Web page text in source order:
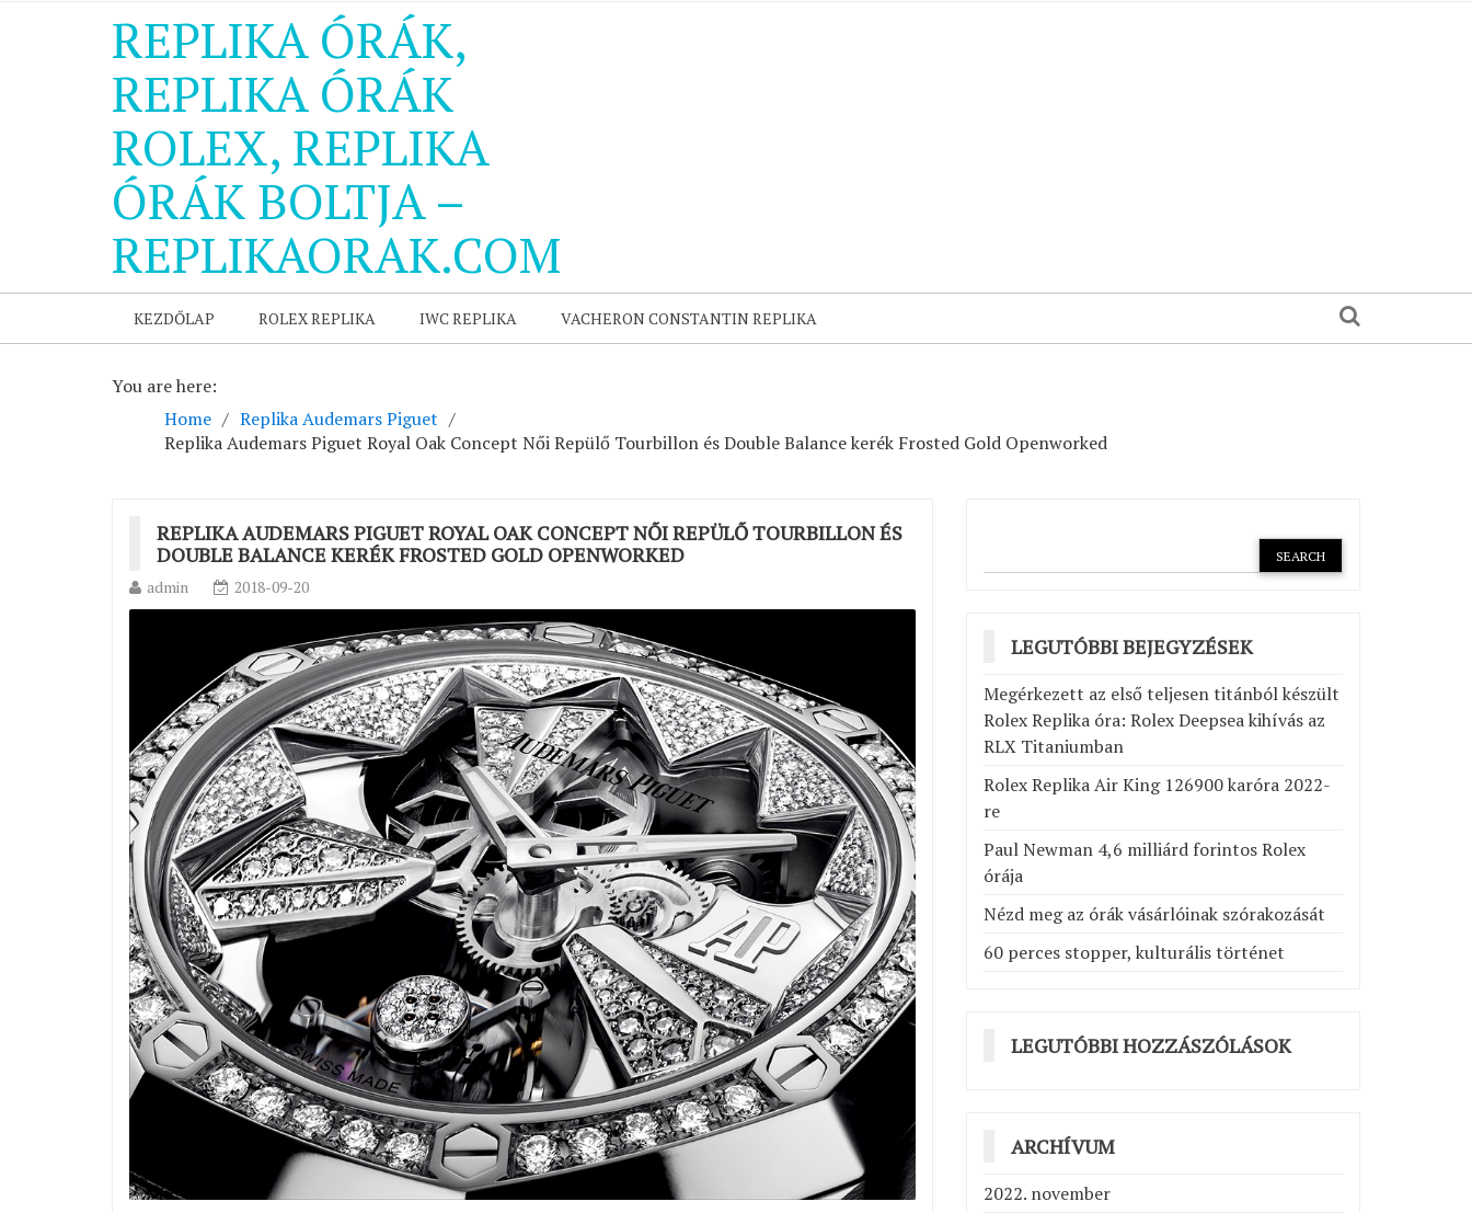
REPLIKA ÓRÁK,
REPLIKA ÓRÁK
ROLEX, REPLIKA
ÓRÁK BOLTJA –
REPLIKAORAK.COM
KEZDŐLAP ROLEX REPLIKA IWC REPLIKA VACHERON CONSTANTIN REPLIKA
You are here:
Home
Replika Audemars Piguet
Replika Audemars Piguet Royal Oak Concept Női Repülő Tourbillon és Double Balance kerék Frosted Gold Openworked
REPLIKA AUDEMARS PIGUET ROYAL OAK CONCEPT NŐI REPÜLŐ TOURBILLON ÉS
DOUBLE BALANCE KERÉK FROSTED GOLD OPENWORKED
admin 2018-09-20
LEGUTÓBBI BEJEGYZÉSEK
Megérkezett az első teljesen titánból készült
Rolex Replika óra: Rolex Deepsea kihívás az
RLX Titaniumban
Rolex Replika Air King 126900 karóra 2022-
re
Paul Newman 4,6 milliárd forintos Rolex
órája
Nézd meg az órák vásárlóinak szórakozását
60 perces stopper, kulturális történet
LEGUTÓBBI HOZZÁSZÓLÁSOK
ARCHÍVUM
2022. november